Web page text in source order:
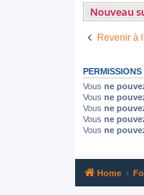
Nouveau
Revenir à
Vous ne
Vous ne
Vous ne
Vous ne
Vous ne
Home